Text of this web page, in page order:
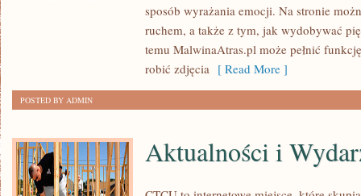
KREATYWNE
TRIKI
sposób wyrażania emocji. Na stronie
ruchem, a także z tym, jak wydobywać
temu MalwinaAtras.pl może pełnić
robić zdjęcia [ Read More ]
POSTED BY ADMIN
Aktualności i